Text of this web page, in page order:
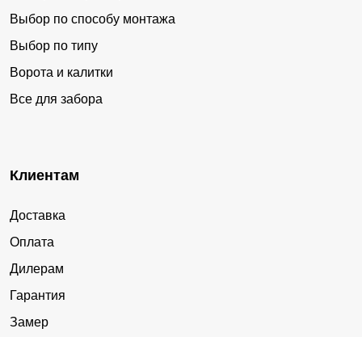
Выбор по способу монтажа
Выбор по типу
Ворота и калитки
Все для забора
Клиентам
Доставка
Оплата
Дилерам
Гарантия
Замер